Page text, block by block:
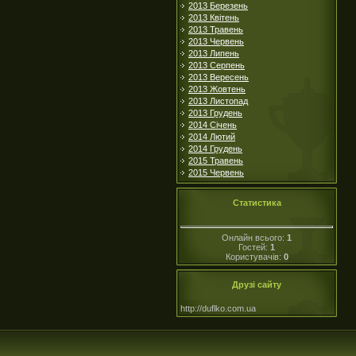
2013 Березень
2013 Квітень
2013 Травень
2013 Червень
2013 Липень
2013 Серпень
2013 Вересень
2013 Жовтень
2013 Листопад
2013 Грудень
2014 Січень
2014 Лютий
2014 Грудень
2015 Травень
2015 Червень
Статистика
Онлайн всього: 1
Гостей: 1
Користувачів: 0
Друзі сайту
http://duflko.com.ua